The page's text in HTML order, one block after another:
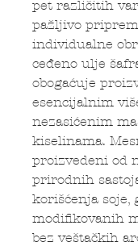
pet različitih
pažljivo
individualne
ceđeno ulje
obogaćuje
esencijalnim
nezasićenim
kiselinama.
proizvedeni od
prirodnih
korišćenja soje,
modifikovanih
bez veštačkih